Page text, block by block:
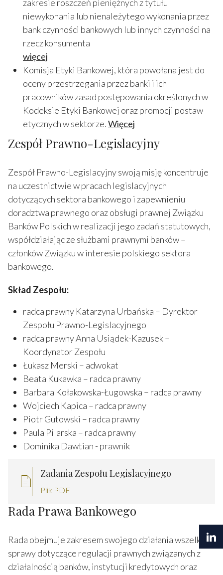
zakresie roszczeń pieniężnych z tytułu
niewykonania lub nienależytego wykonania przez
bank czynności bankowych lub innych czynności na
rzecz konsumenta
więcej
Komisja Etyki Bankowej, która powołana jest do
oceny przestrzegania przez banki i ich
pracowników zasad postępowania określonych w
Kodeksie Etyki Bankowej oraz promocji postaw
etycznych w sektorze.Więcej
Zespół Prawno-Legislacyjny
Zespół Prawno-Legislacyjny swoją misję koncentruje
na uczestnictwie w pracach legislacyjnych
dotyczących sektora bankowego i zapewnieniu
doradztwa prawnego oraz obsługi prawnej Związku
Banków Polskich w realizacji jego zadań statutowych,
współdziałając ze służbami prawnymi banków –
członków Związku w interesie polskiego sektora
bankowego.
Skład Zespołu:
radca prawny Katarzyna Urbańska – Dyrektor
Zespołu Prawno-Legislacyjnego
radca prawny Anna Usiądek-Kazusek –
Koordynator Zespołu
Łukasz Merski – adwokat
Beata Kukawka – radca prawny
Barbara Kołakowska-Ługowska – radca prawny
Wojciech Kapica – radca prawny
Piotr Gutowski – radca prawny
Paula Pilarska – radca prawny
Dominika Dawtian - prawnik
Zadania Zespołu Legislacyjnego
Plik PDF
Rada Prawa Bankowego
Rada obejmuje zakresem swojego działania wszelkie
sprawy dotyczące regulacji prawnych związanych z
działalnością banków, instytucji kredytowych oraz